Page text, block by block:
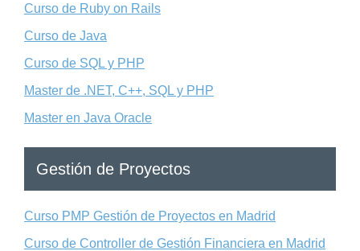
Curso de Ruby on Rails
Curso de Java
Curso de SQL y PHP
Master de .NET, C++, SQL y PHP
Master en Java Oracle
Gestión de Proyectos
Curso PMP Gestión de Proyectos en Madrid
Curso de Controller de Gestión Financiera en Madrid